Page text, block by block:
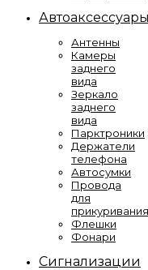
Автоаксессуары
Антенны
Камеры
заднего
вида
Зеркало
заднего
вида
Парктроники
Держатели
телефона
Автосумки
Провода
для
прикуривания
Флешки
Фонари
Сигнализации